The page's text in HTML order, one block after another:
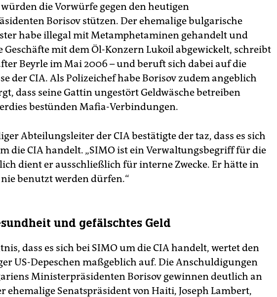
würden die Vorwürfe gegen den heutigen
Borisov stützen. Der ehemalige bulgarische
habe illegal mit Metamphetaminen gehandelt und
Geschäfte mit dem Öl-Konzern Lukoil abgewickelt, schreibt
Beyrle im Mai 2006 – und beruft sich dabei auf die
der CIA. Als Polizeichef habe Borisov zudem angeblich
dass seine Gattin ungestört Geldwäsche betreiben
bestünden Mafia-Verbindungen.
Abteilungsleiter der CIA bestätigte der taz, dass es sich
die CIA handelt. „SIMO ist ein Verwaltungsbegriff für die
dient er ausschließlich für interne Zwecke. Er hätte in
nie benutzt werden dürfen.“
und gefälschtes Geld
dass es sich bei SIMO um die CIA handelt, wertet den
US-Depeschen maßgeblich auf. Die Anschuldigungen
Ministerpräsidenten Borisov gewinnen deutlich an
ehemalige Senatspräsident von Haiti, Joseph Lambert,